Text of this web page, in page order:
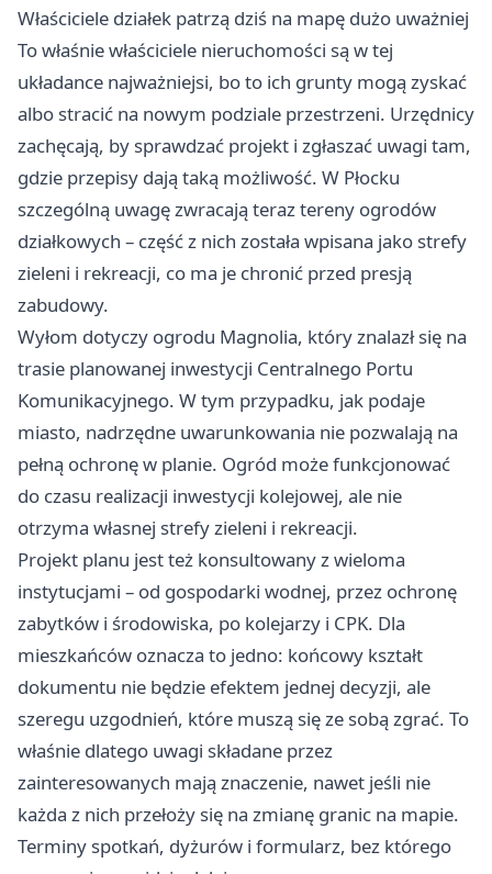
Właściciele działek patrzą dziś na mapę dużo uważniej
To właśnie właściciele nieruchomości są w tej
układance najważniejsi, bo to ich grunty mogą zyskać
albo stracić na nowym podziale przestrzeni. Urzędnicy
zachęcają, by sprawdzać projekt i zgłaszać uwagi tam,
gdzie przepisy dają taką możliwość. W Płocku
szczególną uwagę zwracają teraz tereny ogrodów
działkowych – część z nich została wpisana jako strefy
zieleni i rekreacji, co ma je chronić przed presją
zabudowy.
Wyłom dotyczy ogrodu Magnolia, który znalazł się na
trasie planowanej inwestycji Centralnego Portu
Komunikacyjnego. W tym przypadku, jak podaje
miasto, nadrzędne uwarunkowania nie pozwalają na
pełną ochronę w planie. Ogród może funkcjonować
do czasu realizacji inwestycji kolejowej, ale nie
otrzyma własnej strefy zieleni i rekreacji.
Projekt planu jest też konsultowany z wieloma
instytucjami – od gospodarki wodnej, przez ochronę
zabytków i środowiska, po kolejarzy i CPK. Dla
mieszkańców oznacza to jedno: końcowy kształt
dokumentu nie będzie efektem jednej decyzji, ale
szeregu uzgodnień, które muszą się ze sobą zgrać. To
właśnie dlatego uwagi składane przez
zainteresowanych mają znaczenie, nawet jeśli nie
każda z nich przełoży się na zmianę granic na mapie.
Terminy spotkań, dyżurów i formularz, bez którego